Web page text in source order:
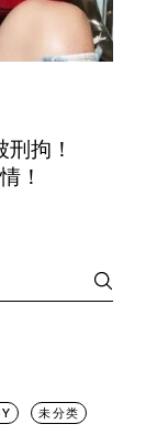
拘！
！
未分类